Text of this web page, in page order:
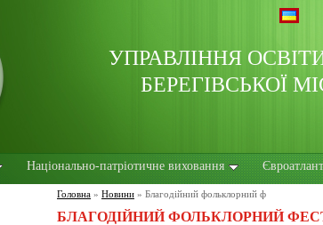
УПРАВЛІННЯ
БЕРЕГІВСЬКОЇ
Національно-патріотичне виховання
Головна » Новини » Благодійний фольклорний ф
БЛАГОДІЙНИЙ ФОЛЬКЛОРНИЙ